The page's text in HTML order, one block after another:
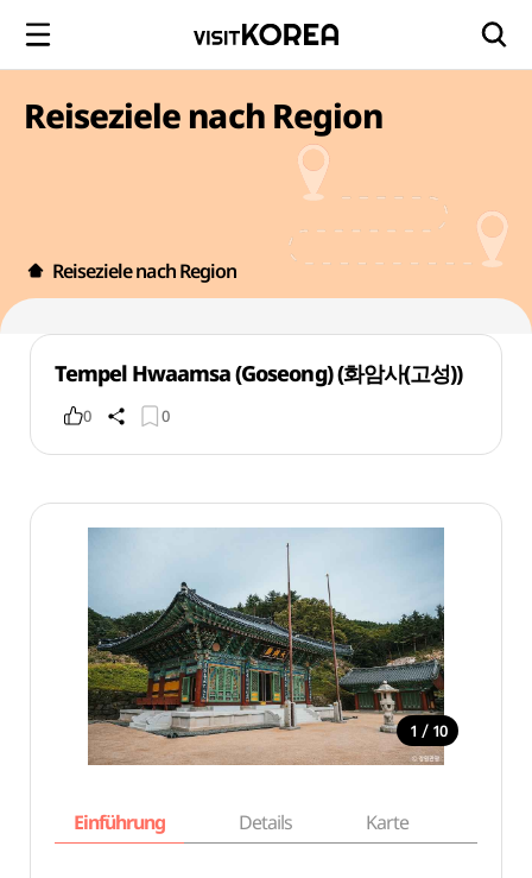
Reiseziele nach Region
Reiseziele nach Region
Tempel Hwaamsa (Goseong) (화암사(고성))
0 0
1 / 10
Einführung Details Karte